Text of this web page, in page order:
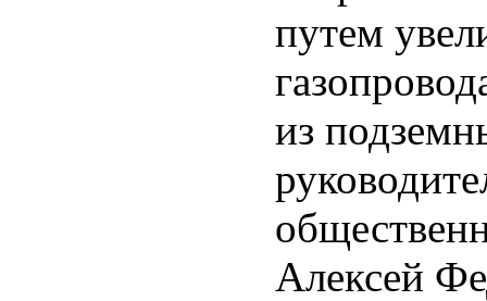
путем
из
Алексей